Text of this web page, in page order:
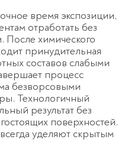
время экспозиции,
отработать без
После химического
принудительная
составов слабыми
процесс
безворсовыми
Технологичный
результат без
поверхностей.
уделяют скрытым